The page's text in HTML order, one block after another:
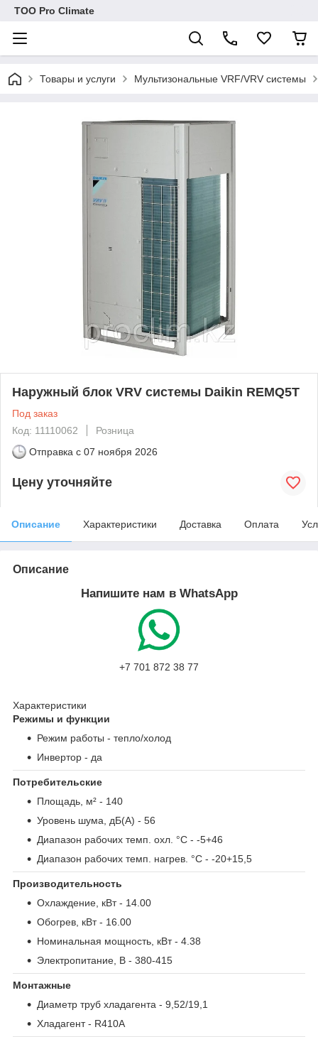
ТОО Pro Climate
Товары и услуги Мультизональные VRF/VRV системы
Наружный блок VRV системы Daikin REMQ5T
Под заказ
Код: 11110062
Розница
Отправка с 07 ноября 2026
Цену уточняйте
Описание Характеристики Доставка Оплата
Описание
Напишите нам в WhatsApp
+7 701 872 38 77
Характеристики
Режимы и функции
Режим работы - тепло/холод
Инвертор - да
Потребительские
Площадь, м² - 140
Уровень шума, дБ(А) - 56
Диапазон рабочих темп. охл. °С - -5+46
Диапазон рабочих темп. нагрев. °С - -20+15,5
Производительность
Охлаждение, кВт- 14.00
Обогрев, кВт- 16.00
Номинальная мощность, кВт- 4.38
Электропитание, В - 380-415
Монтажные
Диаметр труб хладагента - 9,52/19,1
Хладагент- R410A